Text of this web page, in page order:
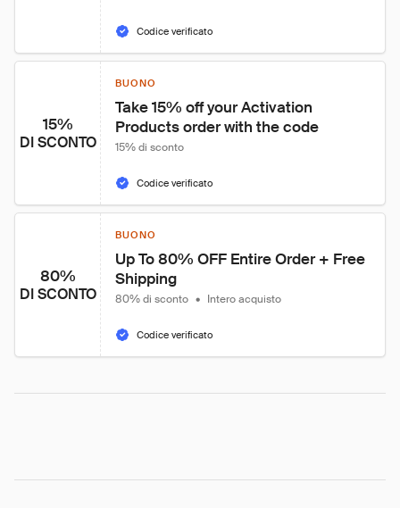
Codice verificato
15%
DI SCONTO
BUONO
Take 15% off your Activation
Products order with the code
15% di sconto
Codice verificato
80%
DI SCONTO
BUONO
Up To 80% OFF Entire Order + Free
Shipping
80% di sconto • Intero acquisto
Codice verificato